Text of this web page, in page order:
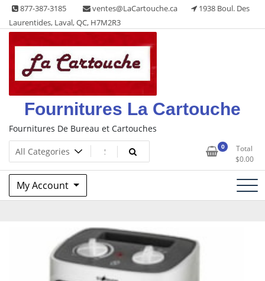
Skip
content
877-387-3185 ventes@LaCartouche.ca
1938 Boul. Des
Laurentides, Laval, QC, H7M2R3
Fournitures La Cartouche
Fournitures De Bureau et Cartouches
0
Total
$0.00
My Account